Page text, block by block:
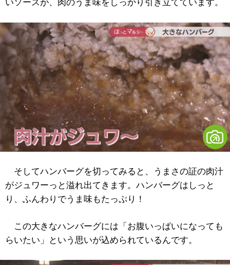
いソースが、肉のうま味をしっかり引き立てています。
そしてハンバーグを切ってみると、うまさの証の肉汁
がジュワーっと溢れ出てきます。ハンバーグはしっと
り、ふんわりでうま味もたっぷり！
この大きなハンバーグには「お腹いっぱいになっても
らいたい」という思いが込められているんです。